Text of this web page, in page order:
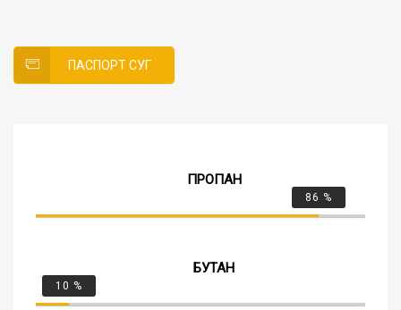
ПАСПОРТ СУГ
ПРОПАН
86 %
БУТАН
10 %